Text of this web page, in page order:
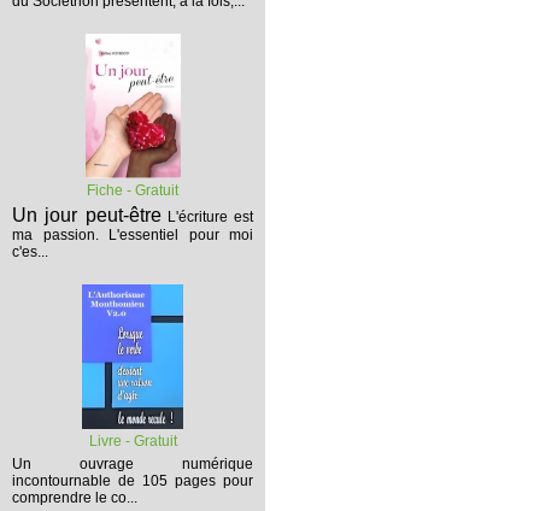
Fiche - Gratuit
Un jour peut-être L'écriture est
ma passion. L'essentiel pour moi
c'es...
Livre - Gratuit
Un ouvrage numérique
incontournable de 105 pages pour
comprendre le co...